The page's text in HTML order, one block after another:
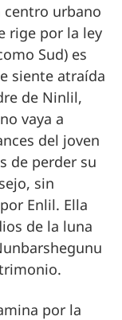
centro urbano
rige por la ley
Sud) es
siente atraída
de Ninlil,
vaya a
del joven
de perder su
sin
Enlil. Ella
de la luna
por la